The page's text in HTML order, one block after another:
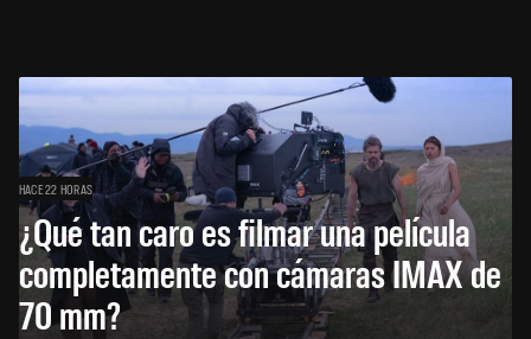
HACE 22 HORAS
¿Qué tan caro es filmar una película
completamente con cámaras IMAX de
70 mm?